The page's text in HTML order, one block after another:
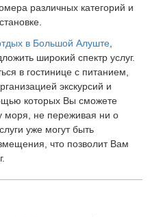
различных категорий и
в Большой Алуште,
широкий спектр услуг.
в гостинице с питанием,
экскурсий и
которых Вы сможете
моря, не переживая ни о
уже могут быть
что позволит Вам